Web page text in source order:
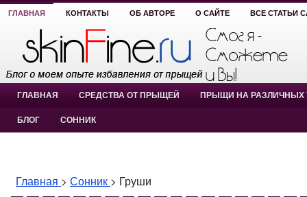
ГЛАВНАЯ КОНТАКТЫ ОБ АВТОРЕ О САЙТЕ ВСЕ СТАТЬИ
ГЛАВНАЯ СРЕДСТВА ОТ ПРЫЩЕЙ ПРЫЩИ НА РАЗЛИЧНЫХ
БЛОГ СОННИК
Главная > Сонник > Груши